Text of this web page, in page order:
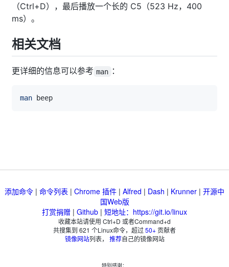
（Ctrl+D），最后播放一个长的 C5（523 Hz，400
ms）。
相关文档
更详细的信息可以参考 man ：
man
添加命令 | 命令列表 | Chrome 插件 | Alfred | Dash | Krunner | 开源中
国Web版
打赏捐赠 | Github | 短地址：https://git.io/linux
收藏本站请使用 Ctrl+D 或者Command+d
共搜集到 621 个Linux命令，超过50+贡献者
镜像网站列表， 推荐自己的镜像网站